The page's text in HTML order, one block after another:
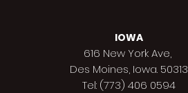
IOWA
616 New York Ave,
Des Moines, Iowa. 50313
Tel: (773) 406 0594